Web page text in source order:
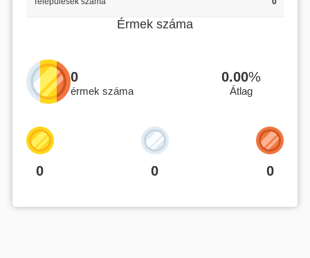
Érmek száma
0
érmek száma
0.00%
Átlag
0 0 0